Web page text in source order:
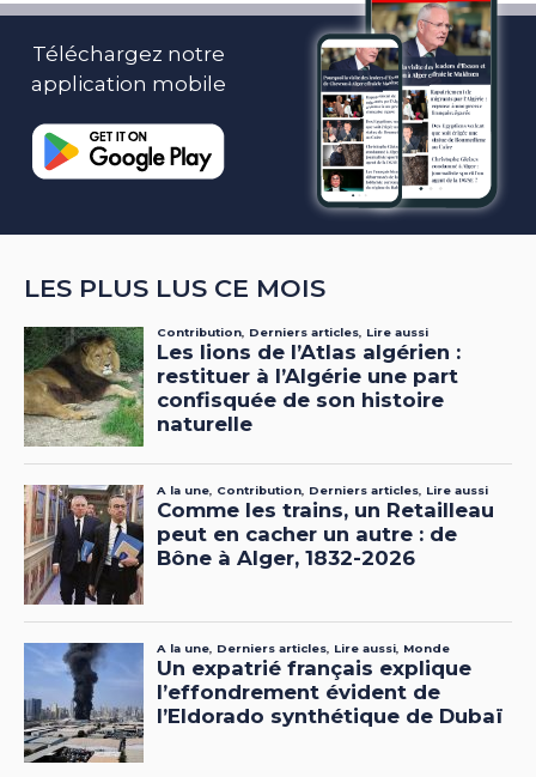
Téléchargez notre
application mobile
LES PLUS LUS CE MOIS